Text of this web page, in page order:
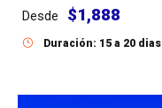
Desde $1,888
Duración: 15 a 20 dias